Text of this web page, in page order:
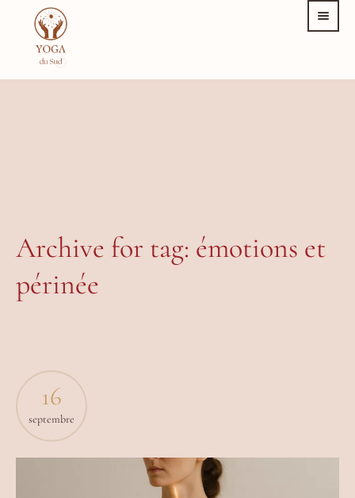
Archive for tag: émotions et
périnée
16
septembre